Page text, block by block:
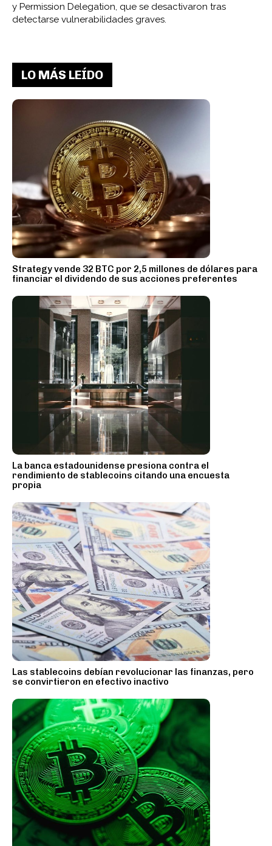
y Permission Delegation, que se desactivaron tras
detectarse vulnerabilidades graves.
LO MÁS LEÍDO
Strategy vende 32 BTC por 2,5 millones de dólares para
financiar el dividendo de sus acciones preferentes
La banca estadounidense presiona contra el
rendimiento de stablecoins citando una encuesta
propia
Las stablecoins debían revolucionar las finanzas, pero
se convirtieron en efectivo inactivo